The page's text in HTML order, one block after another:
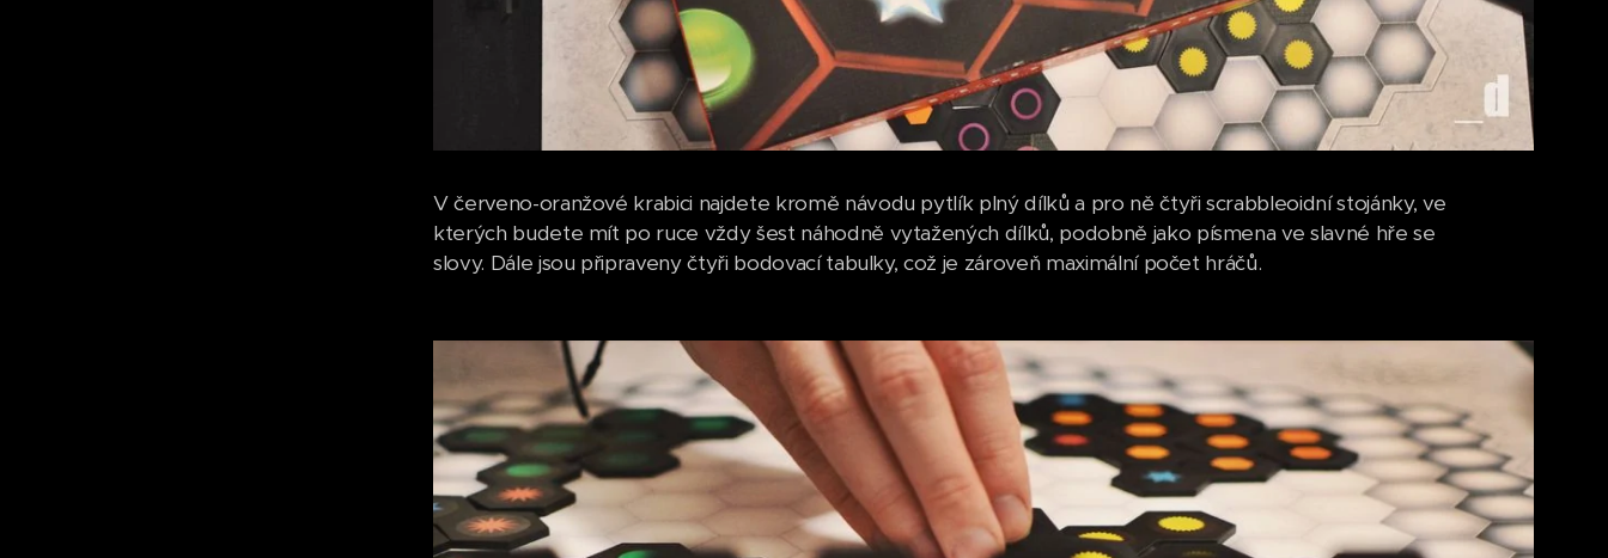
V červeno-oranžové krabici najdete kromě návodu pytlík plný dílků a pro ně čtyři scrabbleoidní stojánky, ve
kterých budete mít po ruce vždy šest náhodně vytažených dílků, podobně jako písmena ve slavné hře se
slovy. Dále jsou připraveny čtyři bodovací tabulky, což je zároveň maximální počet hráčů.